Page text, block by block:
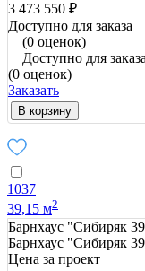
3 473 550 ₽
Доступно для заказа
(0 оценок)
Доступно для заказа
(0 оценок)
Заказать
В корзину
1037
39,15 м2
Барнхаус "Сибиряк
Барнхаус "Сибиряк
Цена за проект